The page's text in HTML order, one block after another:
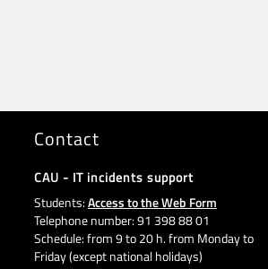
Contact
CAU - IT incidents support
Students:Access to the Web Form
Telephone number: 91 398 88 01
Schedule: from 9 to 20 h. from Monday to
Friday (except national holidays)